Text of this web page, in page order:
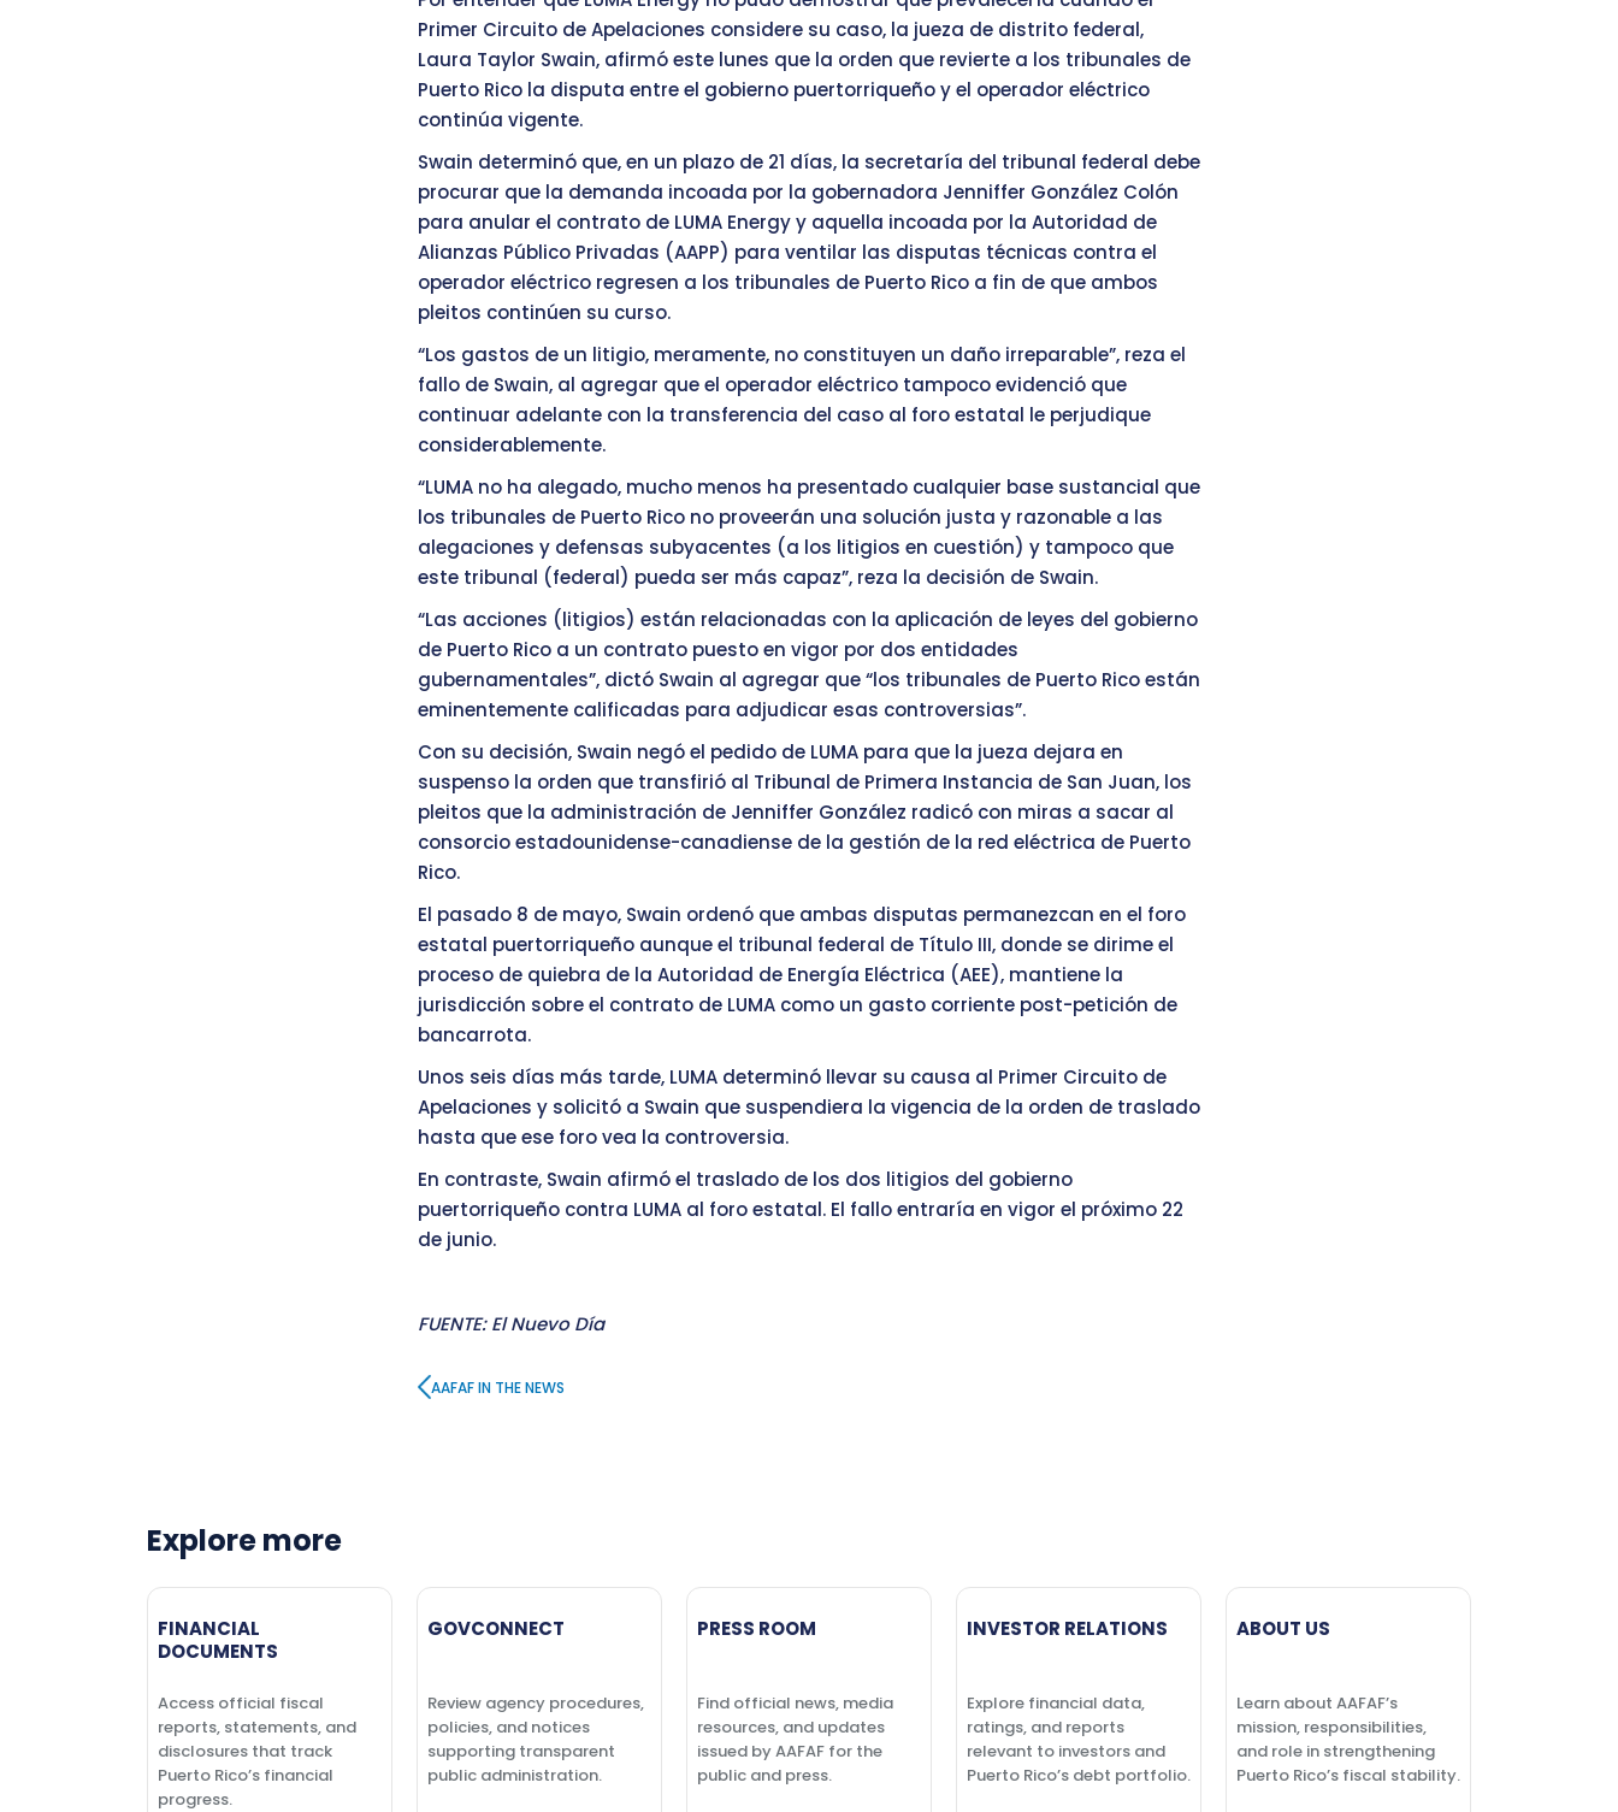
Primer Circuito de Apelaciones considere su caso, la jueza de distrito federal,
Laura Taylor Swain, afirmó este lunes que la orden que revierte a los tribunales de
Puerto Rico la disputa entre el gobierno puertorriqueño y el operador eléctrico
continúa vigente.
Swain determinó que, en un plazo de 21 días, la secretaría del tribunal federal debe
procurar que la demanda incoada por la gobernadora Jenniffer González Colón
para anular el contrato de LUMA Energy y aquella incoada por la Autoridad de
Alianzas Público Privadas (AAPP) para ventilar las disputas técnicas contra el
operador eléctrico regresen a los tribunales de Puerto Rico a fin de que ambos
pleitos continúen su curso.
“Los gastos de un litigio, meramente, no constituyen un daño irreparable”, reza el
fallo de Swain, al agregar que el operador eléctrico tampoco evidenció que
continuar adelante con la transferencia del caso al foro estatal le perjudique
considerablemente.
“LUMA no ha alegado, mucho menos ha presentado cualquier base sustancial que
los tribunales de Puerto Rico no proveerán una solución justa y razonable a las
alegaciones y defensas subyacentes (a los litigios en cuestión) y tampoco que
este tribunal (federal) pueda ser más capaz”, reza la decisión de Swain.
“Las acciones (litigios) están relacionadas con la aplicación de leyes del gobierno
de Puerto Rico a un contrato puesto en vigor por dos entidades
gubernamentales”, dictó Swain al agregar que “los tribunales de Puerto Rico están
eminentemente calificadas para adjudicar esas controversias”.
Con su decisión, Swain negó el pedido de LUMA para que la jueza dejara en
suspenso la orden que transfirió al Tribunal de Primera Instancia de San Juan, los
pleitos que la administración de Jenniffer González radicó con miras a sacar al
consorcio estadounidense-canadiense de la gestión de la red eléctrica de Puerto
Rico.
El pasado 8 de mayo, Swain ordenó que ambas disputas permanezcan en el foro
estatal puertorriqueño aunque el tribunal federal de Título III, donde se dirime el
proceso de quiebra de la Autoridad de Energía Eléctrica (AEE), mantiene la
jurisdicción sobre el contrato de LUMA como un gasto corriente post-petición de
bancarrota.
Unos seis días más tarde, LUMA determinó llevar su causa al Primer Circuito de
Apelaciones y solicitó a Swain que suspendiera la vigencia de la orden de traslado
hasta que ese foro vea la controversia.
En contraste, Swain afirmó el traslado de los dos litigios del gobierno
puertorriqueño contra LUMA al foro estatal. El fallo entraría en vigor el próximo 22
de junio.
FUENTE: El Nuevo Día
AAFAF IN THE NEWS
Explore more
FINANCIAL
DOCUMENTS
Access official fiscal
reports, statements, and
disclosures that track
Puerto Rico’s financial
progress.
GOVCONNECT
Review agency procedures,
policies, and notices
supporting transparent
public administration.
PRESS ROOM
Find official news, media
resources, and updates
issued by AAFAF for the
public and press.
INVESTOR RELATIONS
Explore financial data,
ratings, and reports
relevant to investors and
Puerto Rico’s debt portfolio.
ABOUT US
Learn about AAFAF’s
mission, responsibilities,
and role in strengthening
Puerto Rico’s fiscal stability.